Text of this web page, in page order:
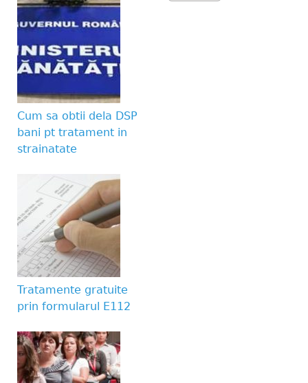
Cum sa obtii dela DSP
bani pt tratament in
strainatate
Tratamente gratuite
prin formularul E112